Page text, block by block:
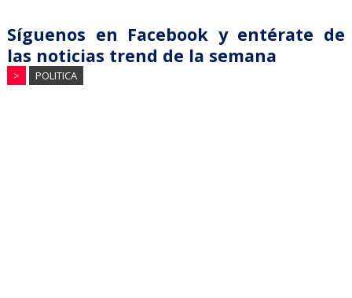
Síguenos en Facebook y entérate de
las noticias trend de la semana
> POLITICA